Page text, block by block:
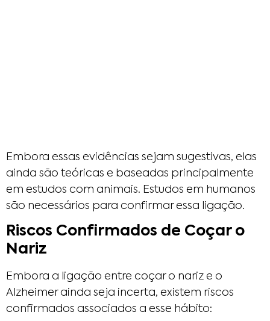
Embora essas evidências sejam sugestivas, elas
ainda são teóricas e baseadas principalmente
em estudos com animais. Estudos em humanos
são necessários para confirmar essa ligação.
Riscos Confirmados de Coçar o
Nariz
Embora a ligação entre coçar o nariz e o
Alzheimer ainda seja incerta, existem riscos
confirmados associados a esse hábito: